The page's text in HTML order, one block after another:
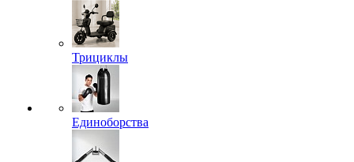
Трициклы
Единоборства